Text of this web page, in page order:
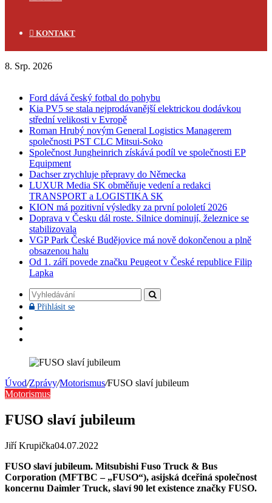
KONTAKT
8. Srp. 2026
Ford dává český fotbal do pohybu
Kia PV5 se stala nejprodávanější elektrickou dodávkou
střední velikosti v Evropě
Roman Hrubý novým General Logistics Managerem
společnosti PST CLC Mitsui-Soko
Společnost Jungheinrich získává podíl ve společnosti EP
Equipment
Dachser zrychluje přepravy do Německa
LUXUR Media SK obměňuje vedení a redakci
TRANSPORT a LOGISTIKA SK
KION má pozitivní výsledky za první pololetí 2026
Doprava v Česku dál roste. Silnice dominují, železnice se
stabilizovala
VGP Park České Budějovice má nově dokončenou a plně
obsazenou halu
Od 1. září povede značku Peugeot v České republice Filip
Lapka
Vyhledávání
Přihlásit sePřihlásit
Úvod/Zprávy/Motorismus/FUSO slaví jubileum
Motorismus
FUSO slaví jubileum
Jiří Krupička04.07.2022
FUSO slaví jubileum. Mitsubishi Fuso Truck & Bus
Corporation (MFTBC – „FUSO“), asijská dceřiná společnost
koncernu Daimler Truck, slaví 90 let existence značky FUSO.